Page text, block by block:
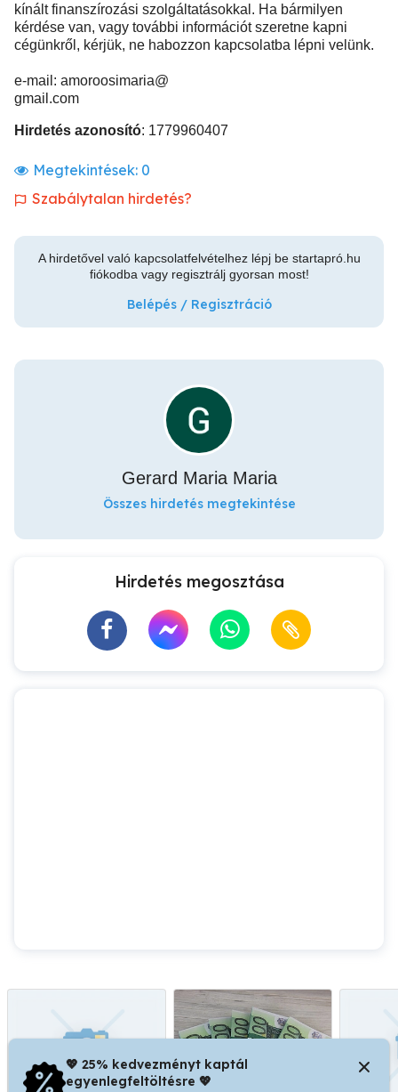
kínált finanszírozási szolgáltatásokkal. Ha bármilyen
kérdése van, vagy további információt szeretne kapni
cégünkről, kérjük, ne habozzon kapcsolatba lépni velünk.
e-mail: amoroosimaria@
gmail.com
Hirdetés azonosító: 1779960407
Megtekintések: 0
Szabálytalan hirdetés?
A hirdetővel való kapcsolatfelvételhez lépj be startapró.hu
fiókodba vagy regisztrálj gyorsan most!
Belépés / Regisztráció
Gerard Maria Maria
Összes hirdetés megtekintése
Hirdetés megosztása
💖 25% kedvezményt kaptál
egyenlegfeltöltésre 💖